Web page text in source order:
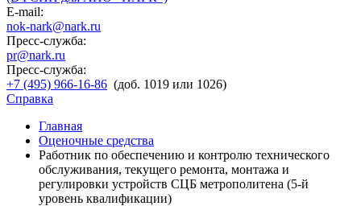
E-mail:
nok-nark@nark.ru
Пресс-служба:
pr@nark.ru
Пресс-служба:
+7 (495) 966-16-86 (доб. 1019 или 1026)
Справка
Главная
Оценочные средства
Работник по обеспечению и контролю технического
обслуживания, текущего ремонта, монтажа и
регулировки устройств СЦБ метрополитена (5-й
уровень квалификации)